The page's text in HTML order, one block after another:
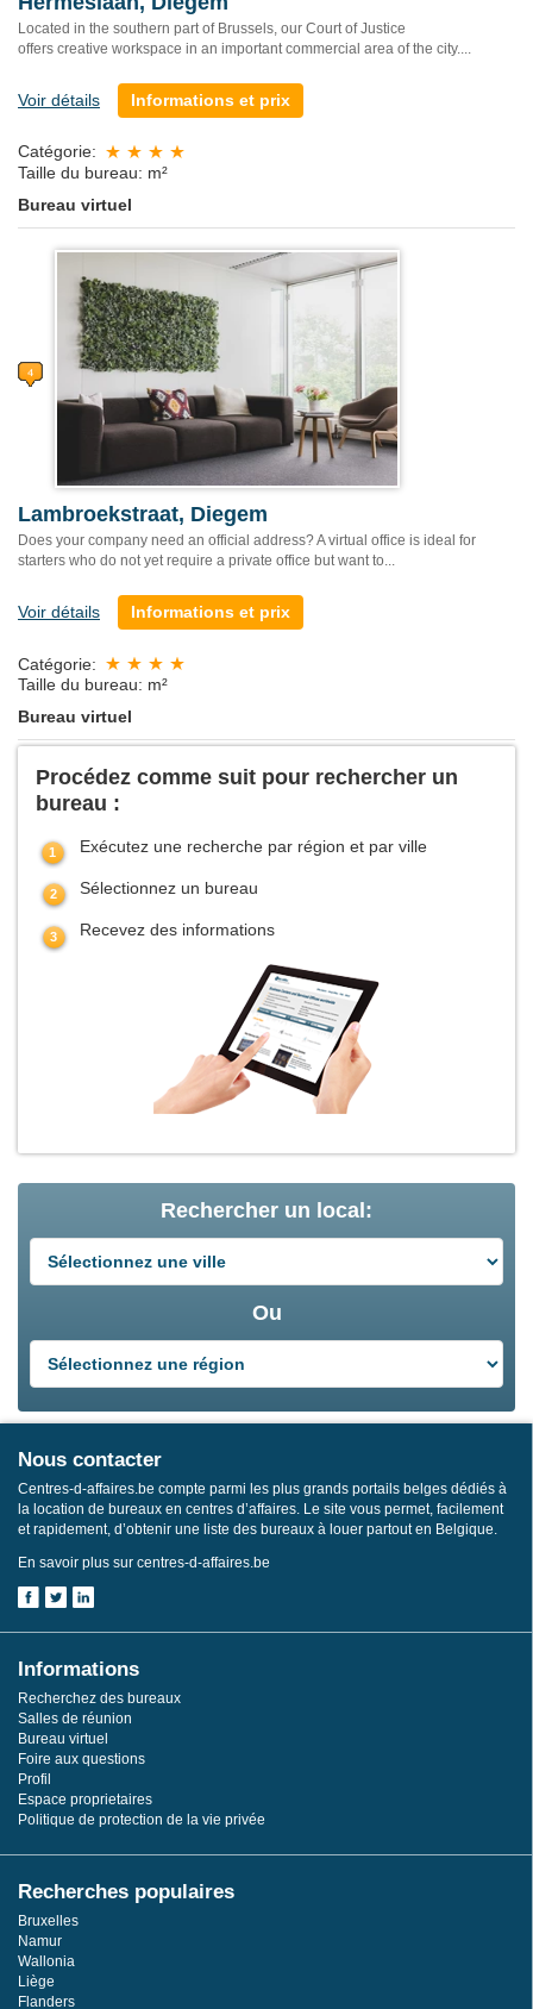
Located in the southern part of Brussels, our Court of Justice
offers creative workspace in an important commercial area of the city....
Voir détails Informations et prix
Catégorie:
Taille du bureau: m²
Bureau virtuel
Lambroekstraat, Diegem
Does your company need an official address? A virtual office is ideal for
starters who do not yet require a private office but want to...
Voir détails Informations et prix
Catégorie:
Taille du bureau: m²
Bureau virtuel
Procédez comme suit pour rechercher un
bureau :
Exécutez une recherche par région et par ville
Sélectionnez un bureau
Recevez des informations
Rechercher un local:
Ou
Nous contacter
Centres-d-affaires.be compte parmi les plus grands portails belges dédiés à
la location de bureaux en centres d’affaires. Le site vous permet, facilement
et rapidement, d’obtenir une liste des bureaux à louer partout en Belgique.
En savoir plus sur centres-d-affaires.be
Informations
Recherchez des bureaux
Salles de réunion
Bureau virtuel
Foire aux questions
Profil
Espace proprietaires
Politique de protection de la vie privée
Recherches populaires
Bruxelles
Namur
Wallonia
Liège
Flanders